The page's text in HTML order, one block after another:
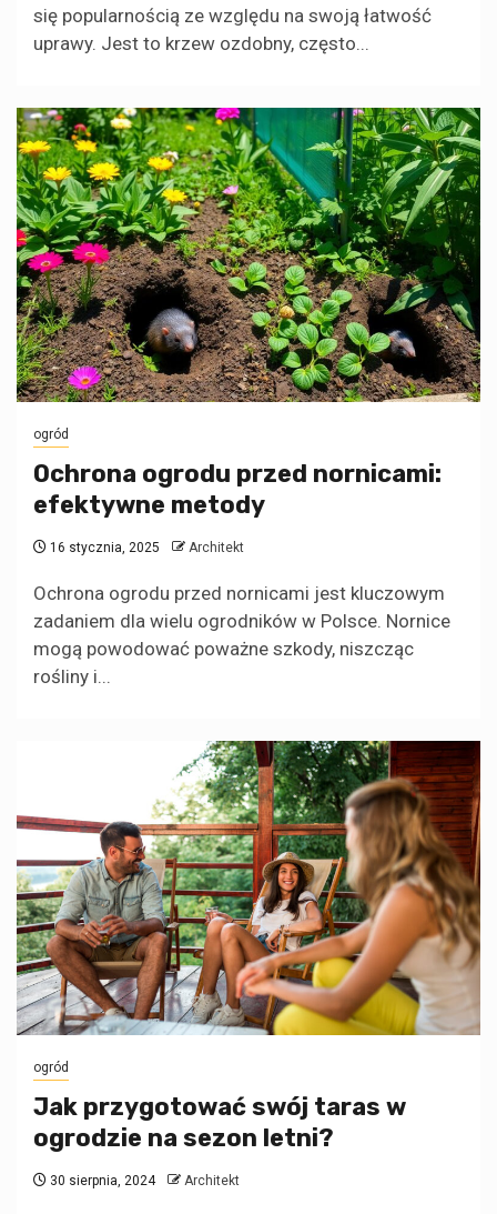
się popularnością ze względu na swoją łatwość
uprawy. Jest to krzew ozdobny, często...
ogród
Ochrona ogrodu przed nornicami:
efektywne metody
16 stycznia, 2025 Architekt
Ochrona ogrodu przed nornicami jest kluczowym
zadaniem dla wielu ogrodników w Polsce. Nornice
mogą powodować poważne szkody, niszcząc
rośliny i...
ogród
Jak przygotować swój taras w
ogrodzie na sezon letni?
30 sierpnia, 2024 Architekt